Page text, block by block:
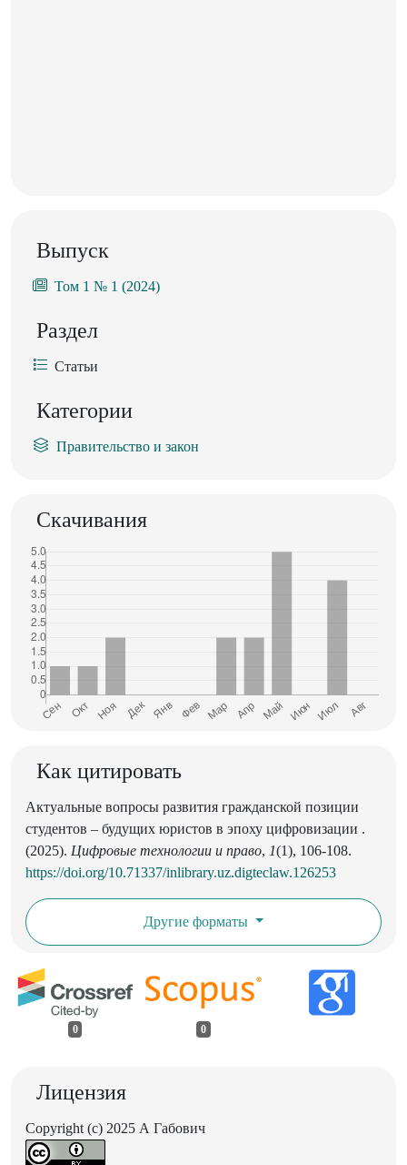
Выпуск
Том 1 № 1 (2024)
Раздел
Статьи
Категории
Правительство и закон
Скачивания
Как цитировать
Актуальные вопросы развития гражданской позиции
студентов – будущих юристов в эпоху цифровизации .
(2025). Цифровые технологии и право, 1(1), 106-108.
https://doi.org/10.71337/inlibrary.uz.digteclaw.126253
Другие форматы
0 0
Лицензия
Copyright (c) 2025 А Габович